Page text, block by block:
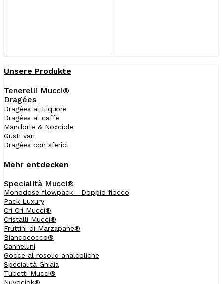
Unsere Produkte
Tenerelli Mucci®
Dragées
Dragées al Liquore
Dragées al caffè
Mandorle & Nocciole
Gusti vari
Dragées con sferici
Mehr entdecken
Specialità Mucci®
Monodose flowpack - Doppio fiocco
Pack Luxury
Cri Cri Mucci®
Cristalli Mucci®
Fruttini di Marzapane®
Biancococco®
Cannellini
Gocce al rosolio analcoliche
Specialità Ghiaia
Tubetti Mucci®
Nuvociok®